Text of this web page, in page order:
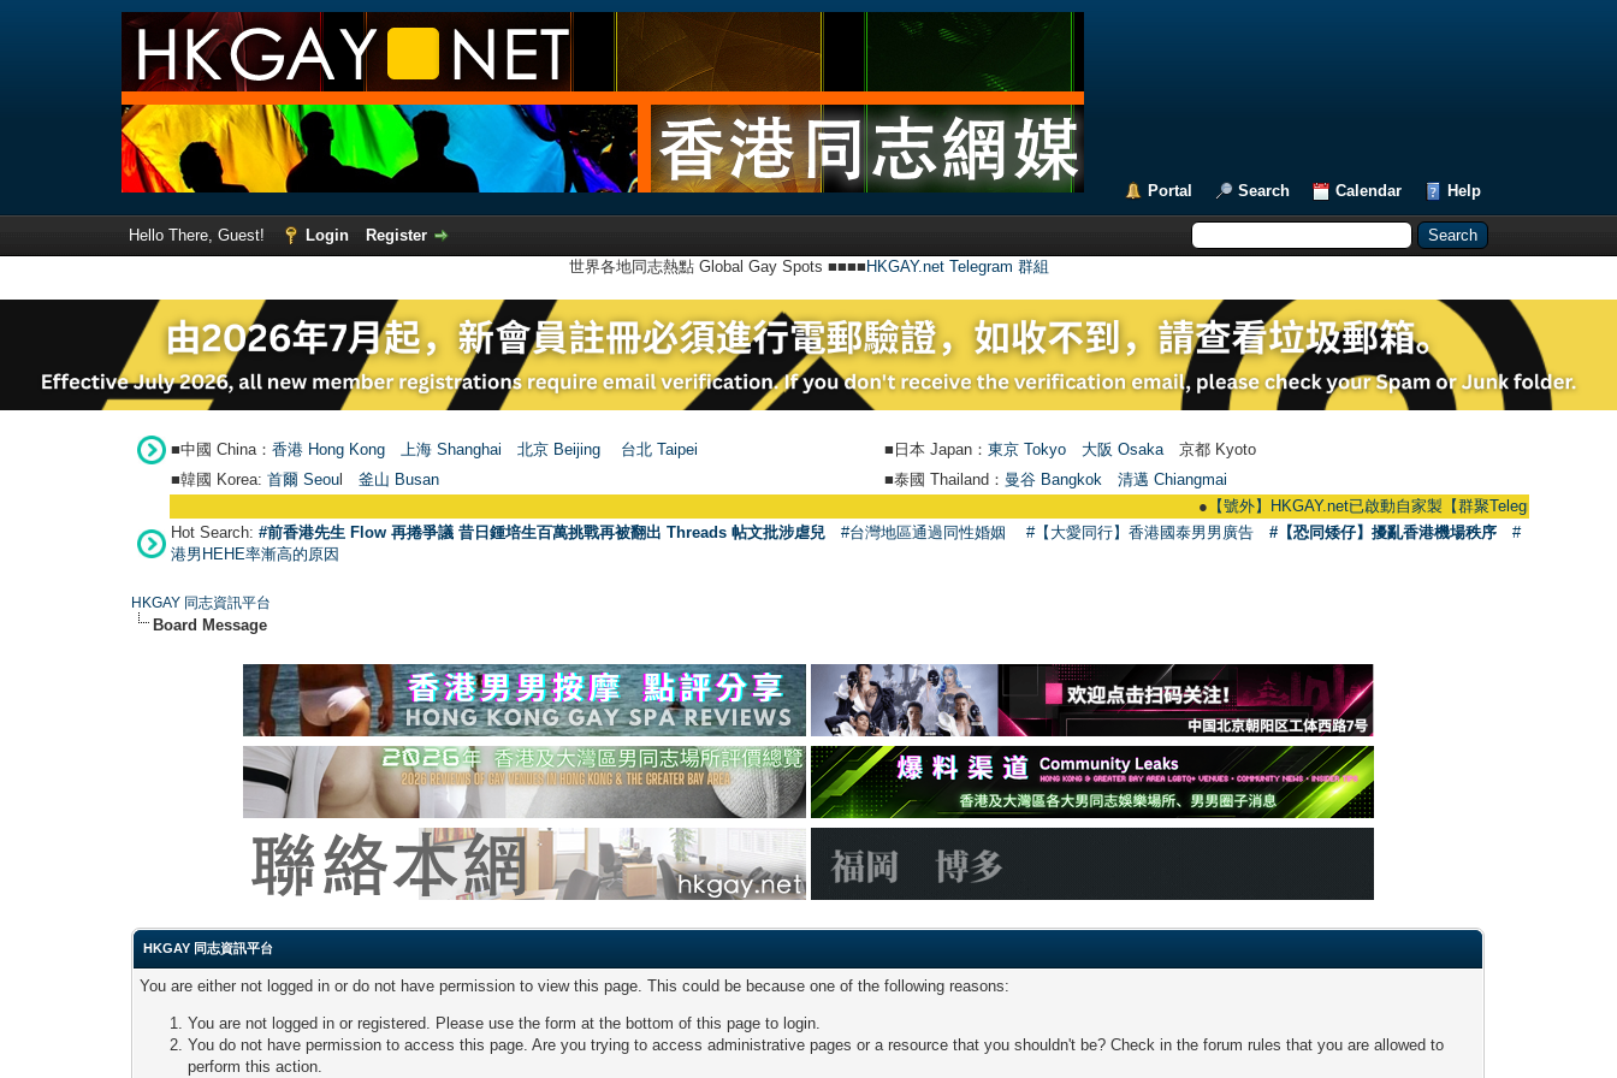
Portal Search Calendar Help
Hello There, Guest! Login
Register
世界各地同志熱點 Global Gay Spots ■■■■ HKGAY.net Telegram 群組
■中國 China： 香港 Hong Kong 上海 Shanghai 北京 Beijing 台北 Taipei ■日本 Japan： 東京 Tokyo 大阪 Osaka 京都 Kyoto
■韓國 Korea: 首爾 Seou 釜山 Busan ■泰國 Thailand： 曼谷 Bangkok
清邁 Chiangmai
【號外】HKGAY.net已啟動自家製【群聚Telegram群組】
Hot Search: #前香港先生 Flow 再捲爭議 昔日鍾培生百萬挑戰再被翻出 Threads 帖文批涉虐兒 #台灣地區通過同性婚姻 #【大愛同行】香港國泰男男廣告 #【恐同矮仔】擾亂香港機場秩序
#
港男HEHE率漸高的原因
HKGAY 同志資訊平台
Board Message
HKGAY 同志資訊平台
You are either not logged in or do not have permission to view this page. This could be because one of the following reasons:
You are not logged in or registered. Please use the form at the bottom of this page to login.
You do not have permission to access this page. Are you trying to access administrative pages or a resource that you shouldn't be? Check in the forum rules that you are allowed to
perform this action.